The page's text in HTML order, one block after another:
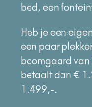
bed, een
Heb je een
een paar
boomgaard van
betaalt dan €
1.499,-.